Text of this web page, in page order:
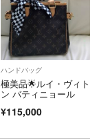
ハンドバッグ
極美品🌟ルイ・ヴィト
ン バティニョール
¥115,000